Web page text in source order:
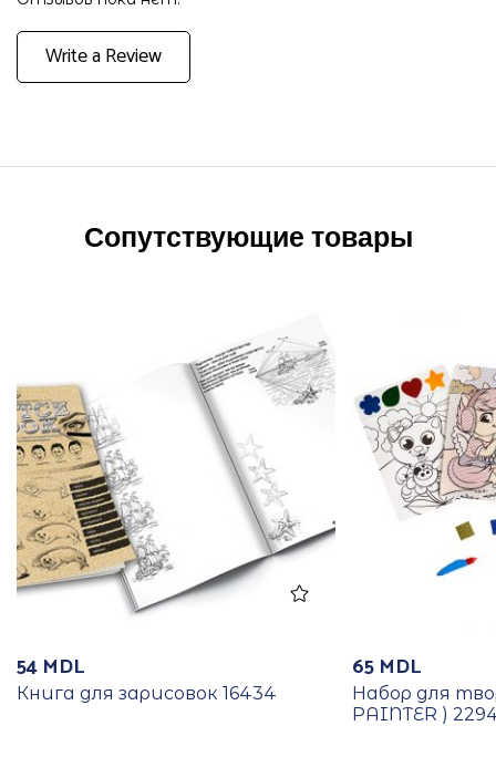
Write a Review
Сопутствующие товары
54 MDL
Книга для зарисовок 16434
65 MDL
Набор для
PAINTER )